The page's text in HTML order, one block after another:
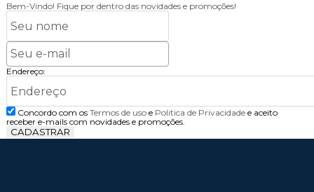
Bem-Vindo! Fique por dentro das novidades e promoções!
Endereço:
Concordo com os Termos de usoe Politica de Privacidadee aceito
receber e-mails com novidades e promoções.
CADASTRAR